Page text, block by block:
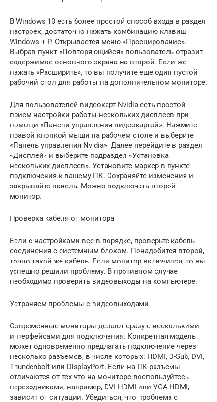
В Windows 10 есть более простой способ входа в раздел
настроек, достаточно нажать комбинацию клавиш
Windows + P. Открывается меню «Проецирование».
Выбрав пункт «Повторяющийся» пользователь отразит
содержимое основного экрана на второй. Если же
нажать «Расширить», то вы получите еще один пустой
рабочий стол для работы на дополнительном мониторе.
Для пользователей видеокарт Nvidia есть простой
прием настройки работы нескольких дисплеев при
помощи «Панели управления видеокартой». Нажмите
правой кнопкой мыши на рабочем столе и выберите
«Панель управления Nvidia». Далее перейдите в раздел
«Дисплей» и выберите подраздел «Установка
нескольких дисплеев». Установите маркер в пункте
подключения к вашему ПК. Сохраняйте изменения и
закрывайте панель. Можно подключать второй
монитор.
Проверка кабеля от монитора
Если с настройками все в порядке, проверьте кабель
соединения с системным блоком. Понадобится второй,
точно такой же кабель. Если монитор включился, то вы
успешно решили проблему. В противном случае
необходимо проверить видеовыходы на компьютере.
Устраняем проблемы с видеовыходами
Современные мониторы делают сразу с несколькими
интерфейсами для подключения. Конкретная модель
может одновременно предлагать подключение через
несколько разъемов, в числе которых: HDMI, D-Sub, DVI,
Thundenbolt или DisplayPort. Если на ПК разъемы
отличаются от тех что на мониторе воспользуйтесь
переходниками, например, DVI-HDMI или VGA-HDMI,
зависит от ситуации. Убедиться, что проблема с